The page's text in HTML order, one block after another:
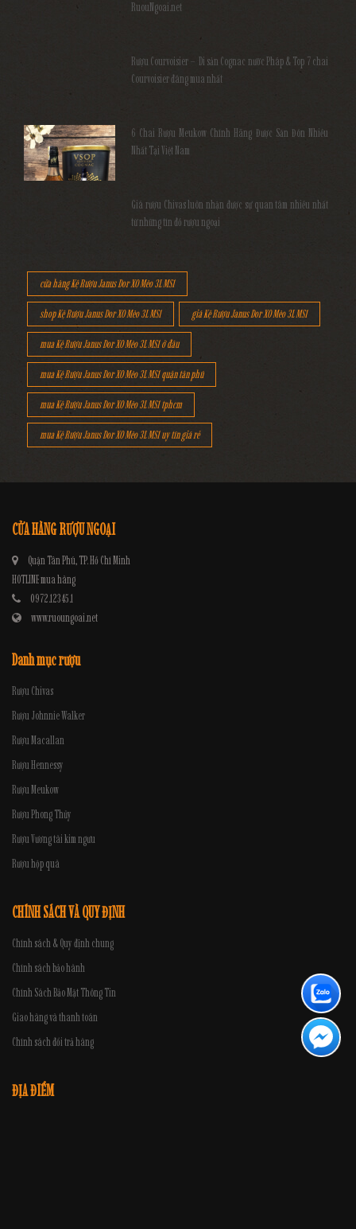
RuouNgoai.net
Rượu Courvoisier – Di sản Cognac nước Pháp & Top 7 chai
Courvoisier đáng mua nhất
6 Chai Rượu Meukow Chính Hãng Được Săn Đón Nhiều
Nhất Tại Việt Nam
Giá rượu Chivas luôn nhận được sự quan tâm nhiều nhất
từ những tín đồ rượu ngoại
cửa hàng Kệ Rượu Janus Dor XO Mèo 3L MS1
shop Kệ Rượu Janus Dor XO Mèo 3L MS1 giá Kệ Rượu Janus Dor XO Mèo 3L MS1
mua Kệ Rượu Janus Dor XO Mèo 3L MS1 ở đâu
mua Kệ Rượu Janus Dor XO Mèo 3L MS1 quận tân phú
mua Kệ Rượu Janus Dor XO Mèo 3L MS1 tphcm
mua Kệ Rượu Janus Dor XO Mèo 3L MS1 uy tín giá rẻ
CỬA HÀNG RƯỢU NGOẠI
Quận Tân Phú, TP. Hồ Chí Minh
HOTLINE mua hàng
0972.12345.1
www.ruoungoai.net
Danh mục rượu
Rượu Chivas
Rượu Johnnie Walker
Rượu Macallan
Rượu Hennessy
Rượu Meukow
Rượu Phong Thủy
Rượu Vương tài kim ngưu
Rượu hộp quà
CHÍNH SÁCH VÀ QUY ĐỊNH
Chính sách & Quy định chung
Chính sách bảo hành
Chính Sách Bảo Mật Thông Tin
Giao hàng và thanh toán
Chính sách đổi trả hàng
ĐỊA ĐIỂM